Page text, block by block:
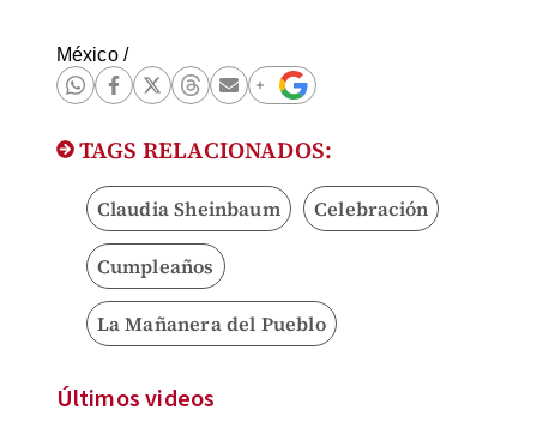
México/
TAGS RELACIONADOS:
Claudia Sheinbaum Celebración
Cumpleaños
La Mañanera del Pueblo
Últimos videos